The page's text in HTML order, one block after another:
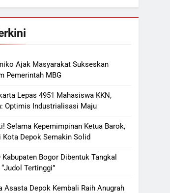
Ajak Masyarakat Sukseskan
Pemerintah MBG
Lepas 4951 Mahasiswa KKN,
Optimis Industrialisasi Maju
Selama Kepemimpinan Ketua Barok,
Kota Depok Semakin Solid
Kabupaten Bogor Dibentuk Tangkal
Tertinggi”
Asasta Depok Kembali Raih Anugrah